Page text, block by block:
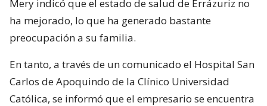
Mery indicó que el estado de salud de Errázuriz no
ha mejorado, lo que ha generado bastante
preocupación a su familia.
En tanto, a través de un comunicado el Hospital San
Carlos de Apoquindo de la Clínico Universidad
Católica, se informó que el empresario se encuentra